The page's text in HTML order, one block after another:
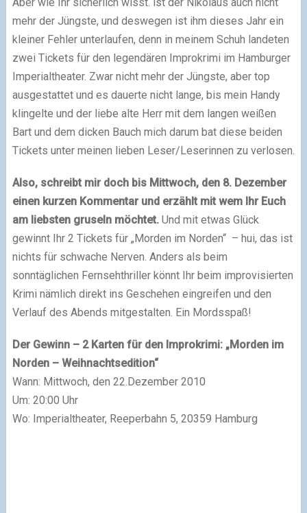
mehr der Jüngste, und deswegen ist ihm dieses Jahr ein
kleiner Fehler unterlaufen, denn in meinem Schuh landeten
zwei Tickets für den legendären Improkrimi im Hamburger
Imperialtheater. Zwar nicht mehr der Jüngste, aber top
ausgestattet und es dauerte nicht lange, bis mein Handy
klingelte und der liebe alte Herr mit dem langen weißen
Bart und dem dicken Bauch mich darum bat diese beiden
Tickets unter meinen lieben Leser/Leserinnen zu verlosen.
Also, schreibt mir doch bis Mittwoch, den 8. Dezember
einen kurzen Kommentar und erzählt mit wem Ihr Euch
am liebsten gruseln möchtet. Und mit etwas Glück
gewinnt Ihr 2 Tickets für „Morden im Norden“ – hui, das ist
nichts für schwache Nerven. Anders als beim
sonntäglichen Fernsehthriller könnt Ihr beim improvisierten
Krimi nämlich direkt ins Geschehen eingreifen und den
Verlauf des Abends mitgestalten. Ein Mordsspaß!
Der Gewinn– 2 Karten für den Improkrimi: „Morden im
Norden – Weihnachtsedition“
Wann: Mittwoch, den 22.Dezember 2010
Um: 20:00 Uhr
Wo: Imperialtheater, Reeperbahn 5, 20359 Hamburg